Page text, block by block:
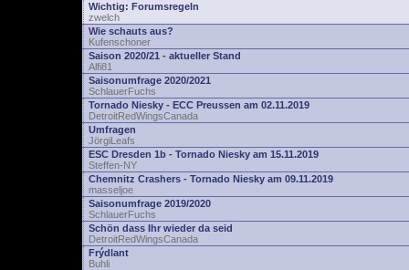
Wichtig: Forumsregeln
zwelch
Wie schauts aus?
Kufenschoner
Saison 2020/21 - aktueller Stand
Alfi81
Saisonumfrage 2020/2021
SchlauerFuchs
Tornado Niesky - ECC Preussen am 02.11.2019
DetroitRedWingsCanada
Umfragen
JörgiLeafs
ESC Dresden 1b - Tornado Niesky am 15.11.2019
Steffen-NY
Chemnitz Crashers - Tornado Niesky am 09.11.2019
masseljoe
Saisonumfrage 2019/2020
SchlauerFuchs
Schön dass Ihr wieder da seid
DetroitRedWingsCanada
Frýdlant
Buhli